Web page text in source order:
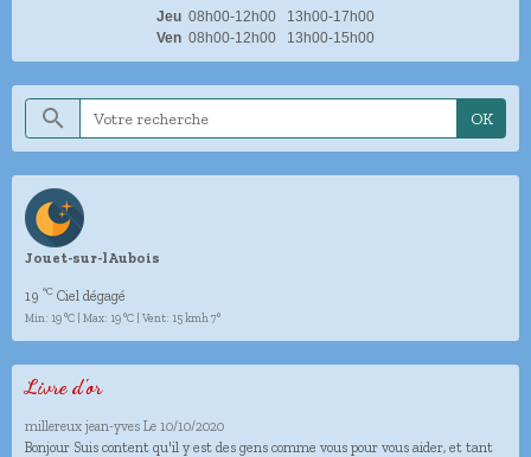
Jeu 08h00-12h00 13h00-17h00
Ven 08h00-12h00 13h00-15h00
OK
Jouet-sur-lAubois
19 °C Ciel dégagé
Min: 19 °C | Max: 19 °C | Vent: 15 kmh 7°
Livre d'or
millereux jean-yves Le 10/10/2020
Bonjour Suis content qu'il y est des gens comme vous pour vous aider, et tant